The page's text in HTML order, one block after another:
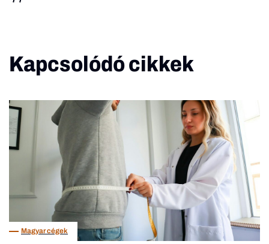
Kapcsolódó cikkek
Magyar cégek